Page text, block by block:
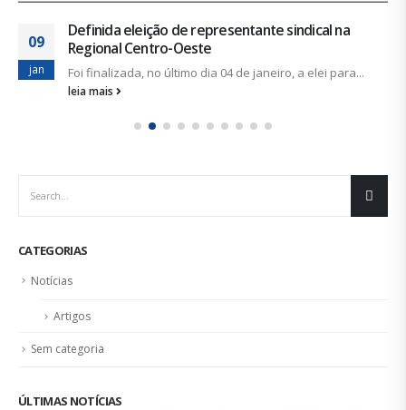
09
jan
Definida eleição de representante sindical na
Regional Centro-Oeste
Foi finalizada, no último dia 04 de janeiro, a elei para...
leia mais
CATEGORIAS
Notícias
Artigos
Sem categoria
ÚLTIMAS NOTÍCIAS